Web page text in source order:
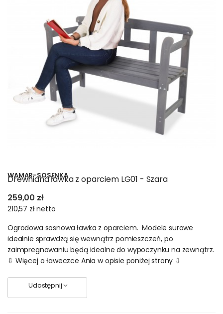
WAMAR-SOSENKA
Drewniana ławka z oparciem LG01 - Szara
259,00 zł
210,57 złnetto
Ogrodowa sosnowa ławka z oparciem. Modele surowe
idealnie sprawdzą się wewnątrz pomieszczeń, po
zaimpregnowaniu będą idealne do wypoczynku na zewnątrz.
⇩ Więcej o ławeczce Ania w opisie poniżej strony ⇩
Udostępnij